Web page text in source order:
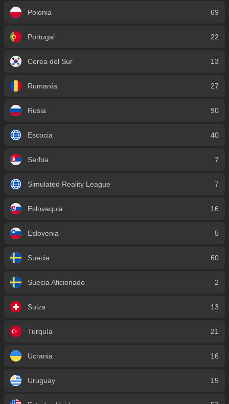
Polonia 69
Portugal 22
Corea del Sur 13
Rumanía 27
Rusia 90
Escocia 40
Serbia 7
Simulated Reality League 7
Eslovaquia 16
Eslovenia 5
Suecia 60
Suecia Aficionado 2
Suiza 13
Turquía 21
Ucrania 16
Uruguay 15